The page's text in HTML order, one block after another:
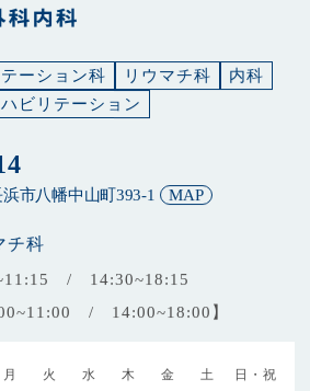
ーション科 リウマチ科
内科
ビリテーション
市八幡中山町393-1 MAP
チ科
/ 14:30~18:15
/ 14:00~18:00】
月 火 水 木 金 土 日・祝